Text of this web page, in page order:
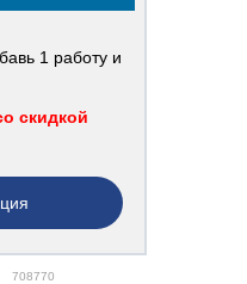
1 работу и
скидкой
708770